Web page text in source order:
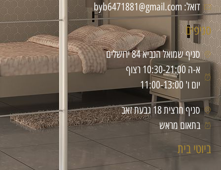
דואל: byb6471881@gmail.com
סניפים
סניף שמואל הנביא 84 ירושלים
א-ה 10:30-21:00 רצוף
יום ו' 11:00-13:00
סניף חרצית 18 גבעת זאב
בתאום מראש
ביוטי בית